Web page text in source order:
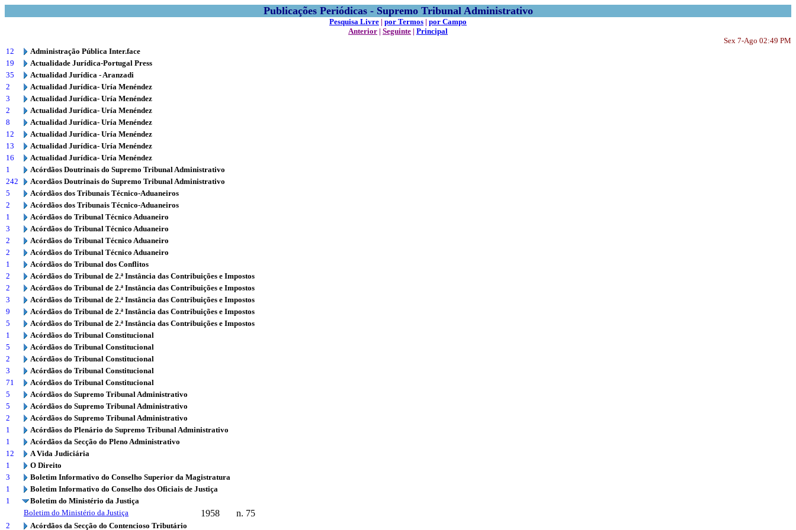
Publicações Periódicas - Supremo Tribunal Administrativo
Pesquisa Livre | por Termos | por Campo
Anterior | Seguinte | Principal
Sex 7-Ago 02:49 PM
12
Administração Pública Inter.face
19
Actualidade Jurídica-Portugal Press
35
Actualidad Jurídica - Aranzadi
2
Actualidad Jurídica- Uría Menéndez
3
Actualidad Jurídica- Uría Menéndez
2
Actualidad Jurídica- Uría Menéndez
8
Actualidad Jurídica- Uría Menéndez
12
Actualidad Jurídica- Uría Menéndez
13
Actualidad Jurídica- Uría Menéndez
16
Actualidad Jurídica- Uría Menéndez
1
Acórdãos Doutrinais do Supremo Tribunal Administrativo
242
Acordãos Doutrinais do Supremo Tribunal Administrativo
5
Acórdãos dos Tribunais Técnico-Aduaneiros
2
Acórdãos dos Tribunais Técnico-Aduaneiros
1
Acórdãos do Tribunal Técnico Aduaneiro
3
Acórdãos do Tribunal Técnico Aduaneiro
2
Acórdãos do Tribunal Técnico Aduaneiro
2
Acórdãos do Tribunal Técnico Aduaneiro
1
Acórdãos do Tribunal dos Conflitos
2
Acórdãos do Tribunal de 2.ª Instância das Contribuições e Impostos
2
Acórdãos do Tribunal de 2.ª Instância das Contribuições e Impostos
3
Acórdãos do Tribunal de 2.ª Instância das Contribuições e Impostos
9
Acórdãos do Tribunal de 2.ª Instância das Contribuições e Impostos
5
Acórdãos do Tribunal de 2.ª Instância das Contribuições e Impostos
1
Acórdãos do Tribunal Constitucional
5
Acórdãos do Tribunal Constitucional
2
Acórdãos do Tribunal Constitucional
3
Acórdãos do Tribunal Constitucional
71
Acórdãos do Tribunal Constitucional
5
Acórdãos do Supremo Tribunal Administrativo
5
Acórdãos do Supremo Tribunal Administrativo
2
Acórdãos do Supremo Tribunal Administrativo
1
Acórdãos do Plenário do Supremo Tribunal Administrativo
1
Acórdãos da Secção do Pleno Administrativo
12
A Vida Judiciária
1
O Direito
3
Boletim Informativo do Conselho Superior da Magistratura
1
Boletim Informativo do Conselho dos Oficiais de Justiça
1
Boletim do Ministério da Justiça
Boletim do Ministério da Justiça
1958 n. 75
2 Acórdãos da Secção do Contencioso Tributário